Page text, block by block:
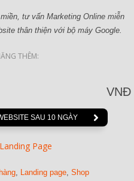
tư vấn Marketing Online miễn
thân thiện với bộ máy Google.
THÊM:
VNĐ
SAU 10 NGÀY
Landing Page
, Landing page, Shop